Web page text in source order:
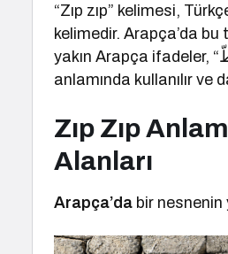
“Zıp zıp” kelimesi,
kelimedir. Arapça’da bu
yakın Arapça ifadeler, “نطّ” (natt) veya “قفز” (kafaza) fiilleridir. Bu kelimeler, zıplamak ya da sıçramak
anlamında kullanılır ve
Zıp Zıp
Alanları
Arapça’da bir